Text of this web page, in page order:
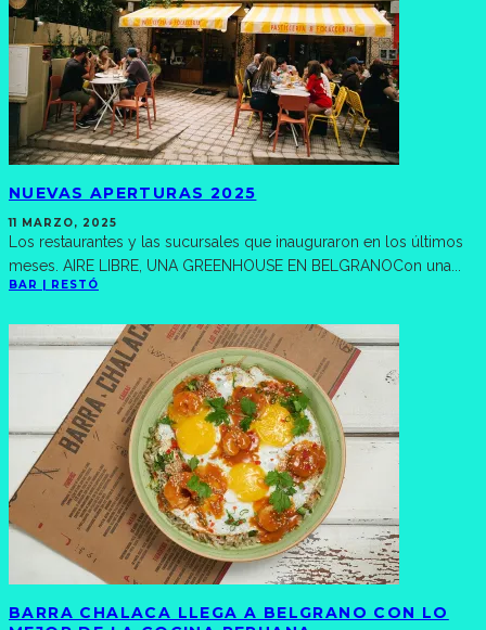
NUEVAS APERTURAS 2025
11 MARZO, 2025
Los restaurantes y las sucursales que inauguraron en los últimos
meses. AIRE LIBRE, UNA GREENHOUSE EN BELGRANOCon una
BAR | RESTÓ
BARRA CHALACA LLEGA A BELGRANO CON LO